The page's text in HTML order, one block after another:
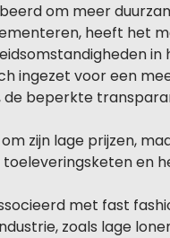
om meer
heeft het
in
ingezet voor een
beperkte
zijn lage prijzen,
en
met fast
zoals lage